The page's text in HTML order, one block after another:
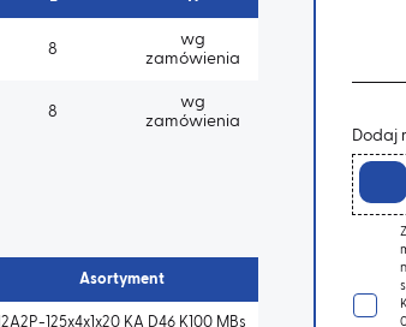
8
wg
zamówienia
8
wg
zamówienia
Asortyment
12A2P-125x4x1x20 KA D46 K100 MBs
Dodaj